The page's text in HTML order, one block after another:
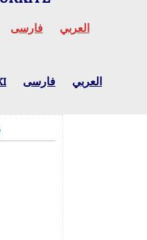
العربي فارسی
العربي فارسی